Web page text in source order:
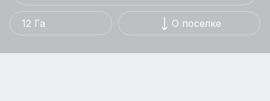
12 Га О поселке